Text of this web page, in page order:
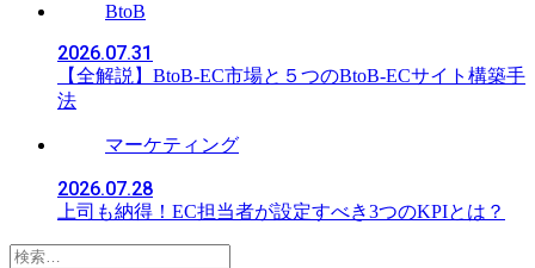
BtoB
2026.07.31
【全解説】BtoB-EC市場と５つのBtoB-ECサイト構築手
法
マーケティング
2026.07.28
上司も納得！EC担当者が設定すべき3つのKPIとは？
検